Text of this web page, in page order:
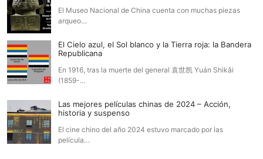
El Museo Nacional de China cuenta con muchas piezas
arqueo…
El Cielo azul, el Sol blanco y la Tierra roja: la Bandera
Republicana
En 1916, tras la muerte del general 袁世凯 Yuán Shìkǎi
(1859-…
Las mejores películas chinas de 2024 – Acción,
historia y suspenso
El cine chino del año 2024 estuvo marcado por las
película…